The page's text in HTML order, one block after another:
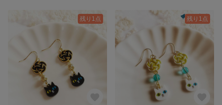
残り1点 残り1点